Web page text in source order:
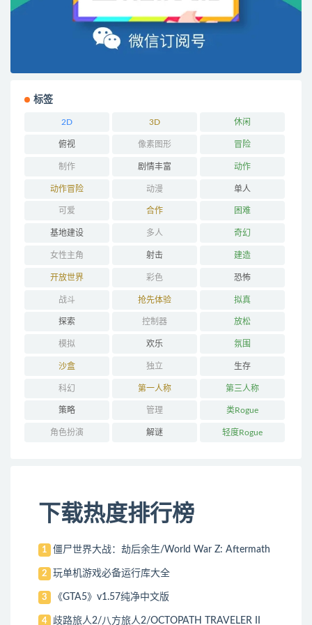
标签
2D 3D 休闲
俯视 像素图形 冒险
制作 剧情丰富 动作
动作冒险 动漫 单人
可爱 合作 困难
基地建设 多人 奇幻
女性主角 射击 建造
开放世界 彩色 恐怖
战斗 抢先体验 拟真
探索 控制器 放松
模拟 欢乐 氛围
沙盒 独立 生存
科幻 第一人称 第三人称
策略 管理 类Rogue
角色扮演 解谜 轻度Rogue
下载热度排行榜
1 僵尸世界大战：劫后余生/World War Z: Aftermath
2 玩单机游戏必备运行库大全
3 《GTA5》v1.57纯净中文版
4 歧路旅人2/八方旅人2/OCTOPATH TRAVELER II